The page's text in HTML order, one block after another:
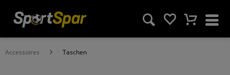
Accessoires Taschen